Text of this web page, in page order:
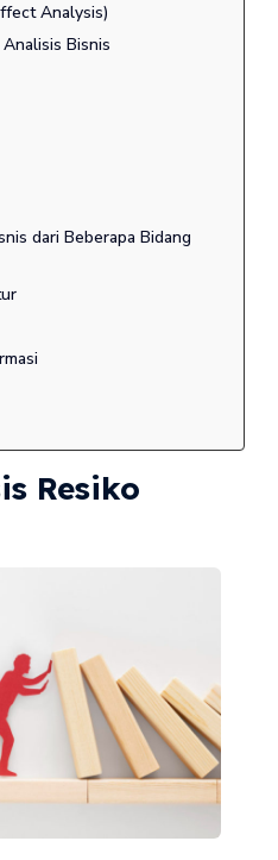
Analysis)
Bisnis
dari Beberapa Bidang
Resiko